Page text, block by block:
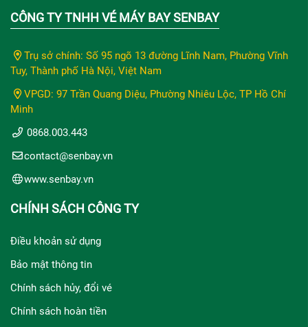
CÔNG TY TNHH VÉ MÁY BAY SENBAY
Trụ sở chính: Số 95 ngõ 13 đường Lĩnh Nam, Phường Vĩnh
Tuy, Thành phố Hà Nội, Việt Nam
VPGD: 97 Trần Quang Diệu, Phường Nhiêu Lộc, TP Hồ Chí
Minh
0868.003.443
contact@senbay.vn
www.senbay.vn
CHÍNH SÁCH CÔNG TY
Điều khoản sử dụng
Bảo mật thông tin
Chính sách hủy, đổi vé
Chính sách hoàn tiền